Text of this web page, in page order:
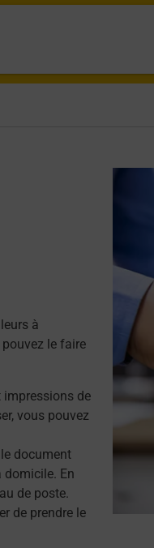
à
le faire
de
vous pouvez
document
domicile. En
de poste.
de prendre le